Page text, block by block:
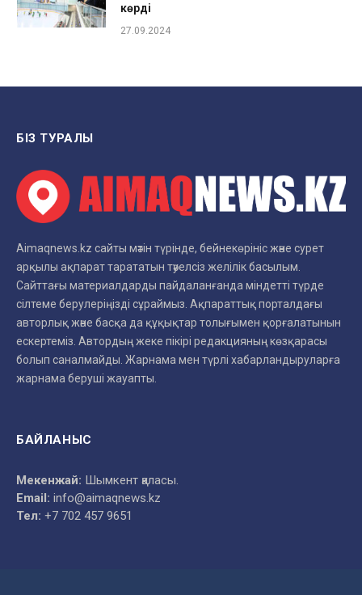
көрді
27.09.2024
БІЗ ТУРАЛЫ
Aimaqnews.kz сайты мәтін түрінде, бейнекөрініс және сурет
арқылы ақпарат тарататын тәуелсіз желілік басылым.
Сайттағы материалдарды пайдаланғанда міндетті түрде
сілтеме берулеріңізді сұраймыз. Ақпараттық порталдағы
авторлық және басқа да құқықтар толығымен қорғалатынын
ескертеміз. Автордың жеке пікірі редакцияның көзқарасы
болып саналмайды. Жарнама мен түрлі хабарландыруларға
жарнама беруші жауапты.
БАЙЛАНЫС
Мекенжай: Шымкент қаласы.
Email: info@aimaqnews.kz
Тел: +7 702 457 9651